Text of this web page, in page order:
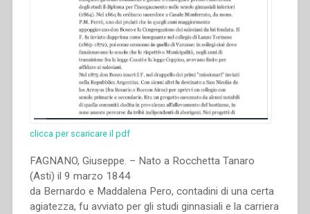
clicca per scaricare il pdf
FAGNANO, Giuseppe. – Nato a Rocchetta Tanaro
(Asti) il 9 marzo 1844
da Bernardo e Maddalena Pero, contadini di una certa
agiatezza, fu avviato per gli studi ginnasiali e la carriera